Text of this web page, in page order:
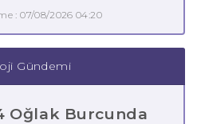
: 07/08/2026 04:20
Gündemi
Oğlak Burcunda